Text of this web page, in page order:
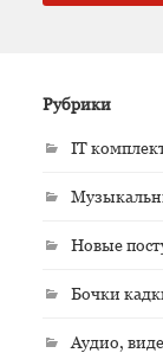
Рубрики
IT
Новые
Бочки
Аудио,